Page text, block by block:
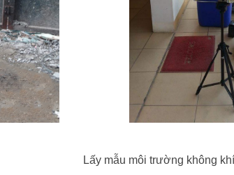
môi trường không khí